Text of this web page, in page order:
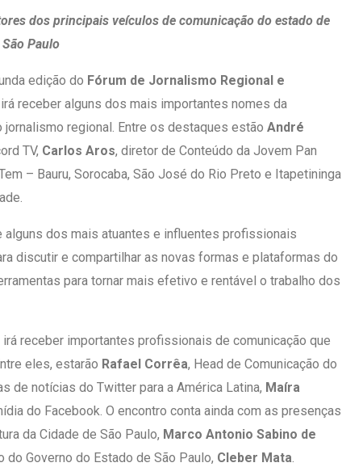
dos principais veículos de comunicação do estado de
São Paulo
edição do Fórum de Jornalismo Regional e
irá receber alguns dos mais importantes nomes da
jornalismo regional. Entre os destaques estão André
TV, Carlos Aros, diretor de Conteúdo da Jovem Pan
– Bauru, Sorocaba, São José do Rio Preto e Itapetininga
alguns dos mais atuantes e influentes profissionais
discutir e compartilhar as novas formas e plataformas do
para tornar mais efetivo e rentável o trabalho dos
receber importantes profissionais de comunicação que
eles, estarão Rafael Corrêa, Head de Comunicação do
de notícias do Twitter para a América Latina, Maíra
do Facebook. O encontro conta ainda com as presenças
da Cidade de São Paulo, Marco Antonio Sabino de
Governo do Estado de São Paulo, Cleber Mata.